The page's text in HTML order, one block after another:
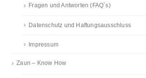
Fragen und Antworten (FAQ´s)
Datenschutz und Haftungsausschluss
Impressum
Zaun – Know How